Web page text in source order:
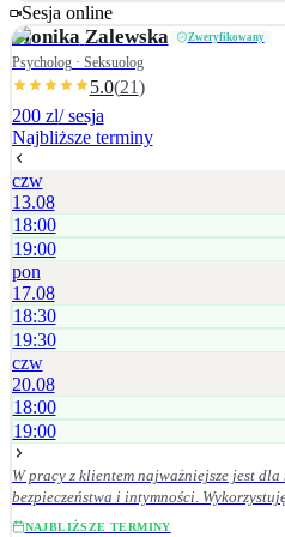
zagubienia, trudności w relacjach
Sesja online
Monika Zalewska Zweryfikowany
Psycholog · Seksuolog
5.0(21)
200 zl/ sesja
Najbliższe terminy
czw
13.08
18:00
19:00
pon
17.08
18:30
19:30
czw
20.08
18:00
19:00
W pracy z klientem najważniejsze jest
bezpieczeństwa i intymności.
podejście skoncentrowane na
NAJBLIŻSZE TERMINY